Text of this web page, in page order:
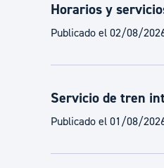
Horarios y
Publicado el 02/08/
Servicio de tren
Publicado el 01/08/